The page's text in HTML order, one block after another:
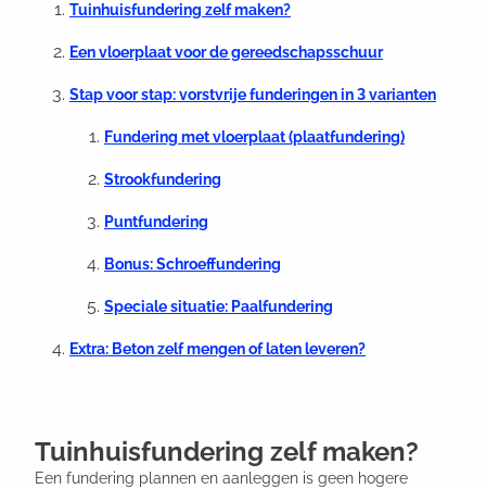
Tuinhuisfundering zelf maken?
Een vloerplaat voor de gereedschapsschuur
Stap voor stap: vorstvrije funderingen in 3 varianten
Fundering met vloerplaat (plaatfundering)
Strookfundering
Puntfundering
Bonus: Schroeffundering
Speciale situatie: Paalfundering
Extra: Beton zelf mengen of laten leveren?
Tuinhuisfundering zelf maken?
Een fundering plannen en aanleggen is geen hogere